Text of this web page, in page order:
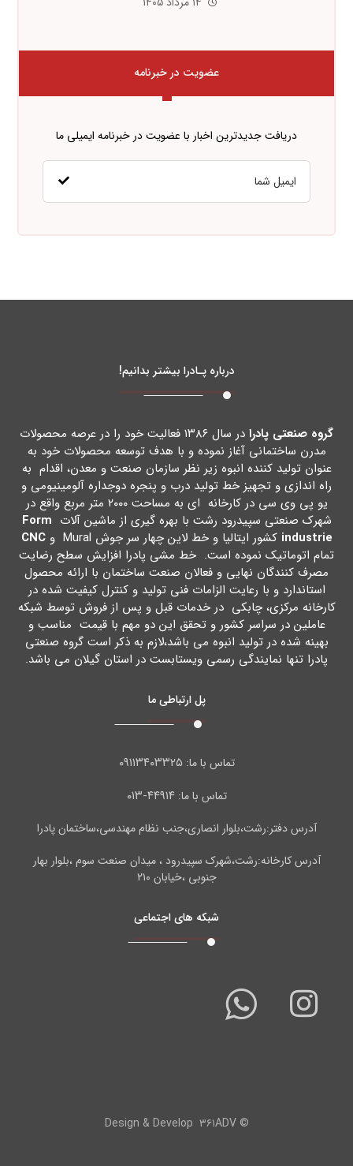
عضویت در خبرنامه
دریافت جدیدترین اخبار با عضویت در خبرنامه ایمیلی ما
درباره پـادرا بیشتر بدانیم!
گروه صنعتی پادرا
در سال ۱۳۸۶ فعالیت خود را در عرصه محصولات
مدرن ساختمانی آغاز نموده و با هدف توسعه محصولات خود به
عنوان تولید کننده انبوه زیر نظر سازمان صنعت و معدن، اقدام به
راه اندازي و تجهیز خط تولید درب و پنجره دوجداره آلومینیومی و
یو پی وي سی در کارخانه اي به مساحت ۲۰۰۰ متر مربع واقع در
شهرك صنعتی سپیدرود رشت با بهره گیري از ماشین آلات Form
industrie کشور ایتالیا و خط لاین چهار سر جوش Mural و
CNC
تمام اتوماتیک نموده است. خط مشی پادرا افزایش سطح رضایت
مصرف کنندگان نهایی و فعالان صنعت ساختمان با ارائه محصول
استاندارد و با رعایت الزامات فنی تولید و کنترل کیفیت شده در
کارخانه مرکزي، چابکی در خدمات قبل و پس از فروش توسط شبکه
عاملین در سراسر کشور و تحقق این دو مهم با قیمت مناسب و
بهینه شده در تولید انبوه می باشد،لازم به ذکر است گروه صنعتی
پادرا تنها نمایندگی رسمی ویستابست در استان گیلان می باشد.
پل ارتباطی ما
تماس با ما:۰۹۱۱۳۴۰۳۳۲۵
تماس با ما: ۴۴۹۱۴-۰۱۳
آدرس دفتر:رشت،بلوار انصاری،جنب نظام مهندسی،ساختمان پادرا
آدرس کارخانه:رشت،شهرک سپیدرود ، میدان صنعت سوم ،بلوار بهار
جنوبی ،خیابان ۲۱۰
شبکه های اجتماعی
© Design & Develop۳۶۱ADV